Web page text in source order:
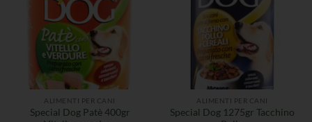
ALIMENTI PER CANI
Special Dog Patè 400gr
ALIMENTI PER CANI
Special Dog 1275gr Tacchino